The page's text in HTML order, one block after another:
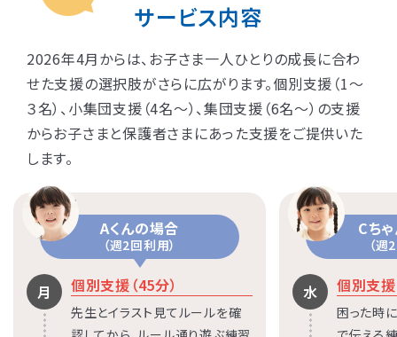
サービス内容
2026年4月からは、お子さま一人ひとりの成長に合わ
せた支援の選択肢がさらに広がります。個別支援（1〜
３名）、小集団支援（4名〜）、集団支援（6名〜）の支援
からお子さまと保護者さまにあった支援をご提供いた
します。
Aくんの場合
（週2回利用）
月 個別支援（45分）
先生とイラスト見てルールを確
Cち
（週
水 個別支援
困った時